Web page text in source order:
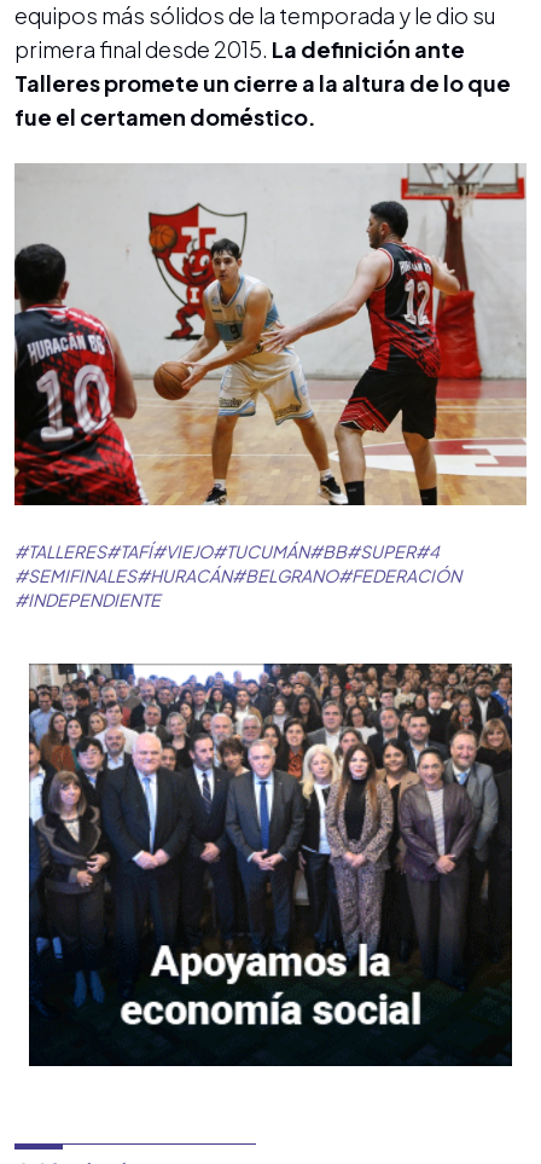
equipos más sólidos de la temporada y le dio su
primera final desde 2015. La definición ante
Talleres promete un cierre a la altura de lo que
fue el certamen doméstico.
#TALLERES#TAFÍ#VIEJO#TUCUMÁN#BB#SUPER#4
#SEMIFINALES#HURACÁN#BELGRANO#FEDERACIÓN
#INDEPENDIENTE